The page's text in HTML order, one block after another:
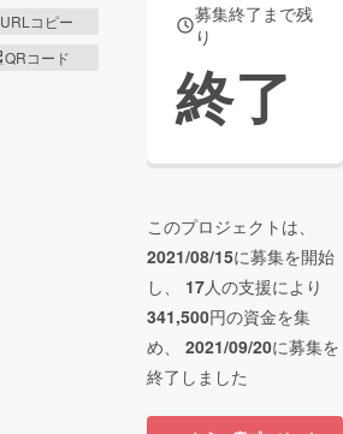
URLコピー
QRコード
募集終了まで残
り
終了
このプロジェクトは、
2021/08/15に募集を開始
し、 17人の支援により
341,500円の資金を集
め、 2021/09/20に募集を
終了しました